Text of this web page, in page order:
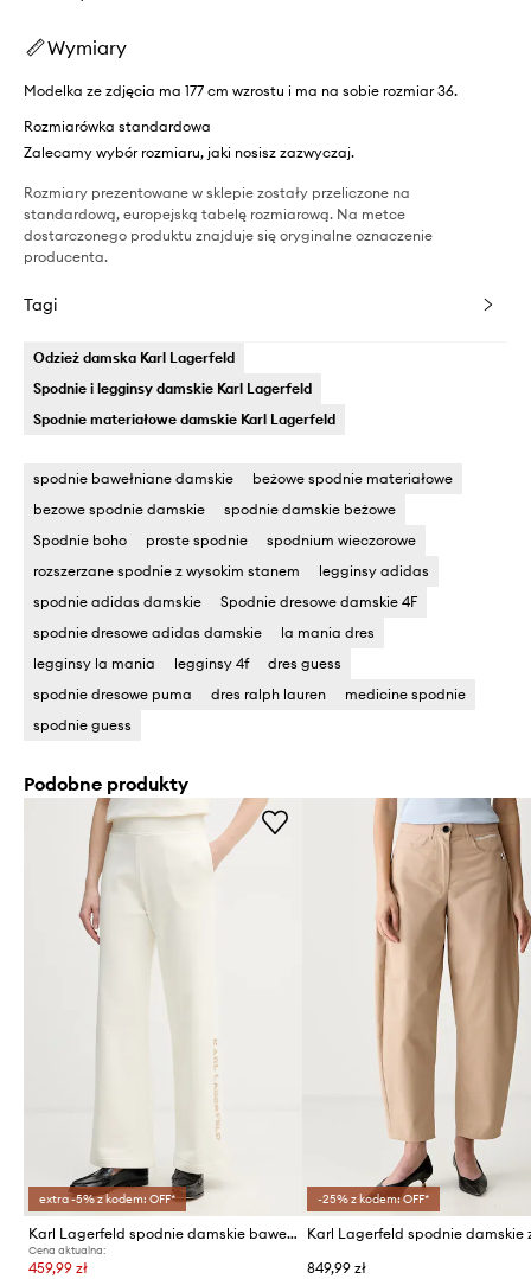
Wymiary
Modelka ze zdjęcia ma 177 cm wzrostu i ma na sobie rozmiar 36.
Rozmiarówka standardowa
Zalecamy wybór rozmiaru, jaki nosisz zazwyczaj.
Rozmiary prezentowane w sklepie zostały przeliczone na
standardową, europejską tabelę rozmiarową. Na metce
dostarczonego produktu znajduje się oryginalne oznaczenie
producenta.
Tagi
Odzież damska Karl Lagerfeld
Spodnie i legginsy damskie Karl Lagerfeld
Spodnie materiałowe damskie Karl Lagerfeld
spodnie bawełniane damskie
beżowe spodnie materiałowe
bezowe spodnie damskie
spodnie damskie beżowe
Spodnie boho
proste spodnie
spodnium wieczorowe
rozszerzane spodnie z wysokim stanem
legginsy adidas
spodnie adidas damskie
Spodnie dresowe damskie 4F
spodnie dresowe adidas damskie
la mania dres
legginsy la mania
legginsy 4f
dres guess
spodnie dresowe puma
dres ralph lauren
medicine spodnie
spodnie guess
Podobne produkty
extra -5% z kodem: OFF*
Karl Lagerfeld spodnie damskie bawełniane
Cena aktualna:
459,99 zł
-25% z kodem: OFF*
849,99 zł